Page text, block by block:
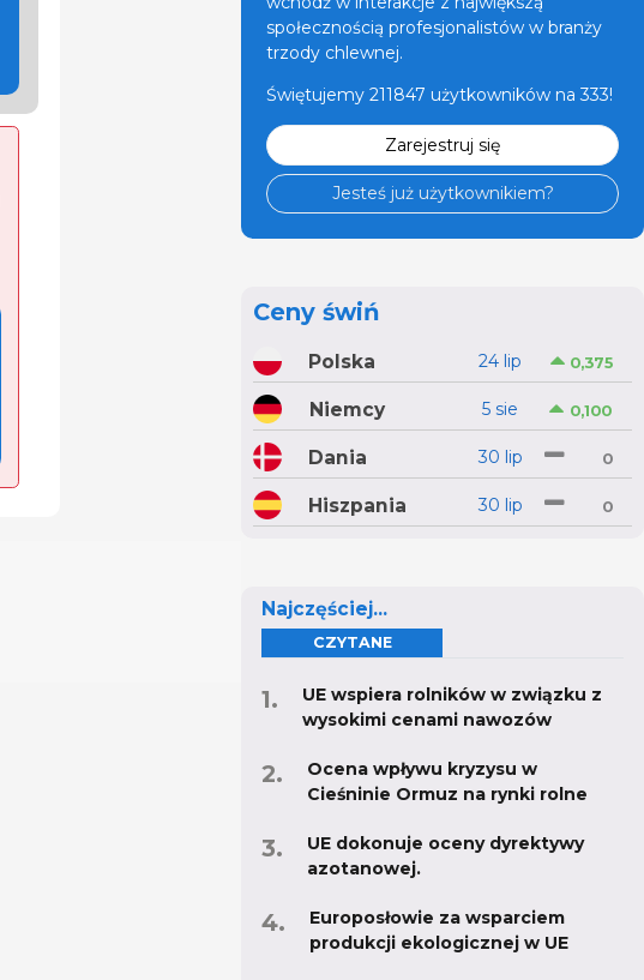
społecznością profesjonalistów w branży
trzody chlewnej.
Świętujemy 211847 użytkowników na 333!
Zarejestruj się
Jesteś już użytkownikiem?
Ceny świń
Polska 24 lip 0,375
Niemcy 5 sie 0,100
Dania 30 lip 0
Hiszpania 30 lip 0
Najczęściej...
CZYTANE
UE wspiera rolników w związku z
wysokimi cenami nawozów
Ocena wpływu kryzysu w
Cieśninie Ormuz na rynki rolne
UE dokonuje oceny dyrektywy
azotanowej.
Europosłowie za wsparciem
produkcji ekologicznej w UE